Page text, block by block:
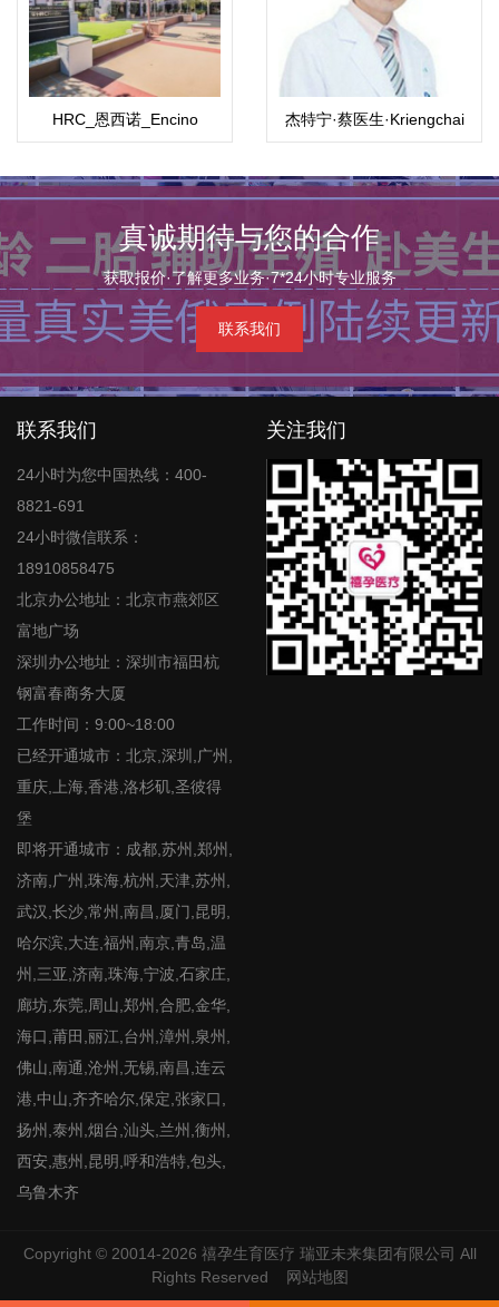
HRC_恩西诺_Encino
杰特宁·蔡医生·Kriengchai
Sajjachareonpong,M.D
真诚期待与您的合作
获取报价·了解更多业务·7*24小时专业服务
联系我们
联系我们
24小时为您中国热线：400-
8821-691
24小时微信联系：
18910858475
北京办公地址：北京市燕郊区
富地广场
深圳办公地址：深圳市福田杭
钢富春商务大厦
工作时间：9:00~18:00
已经开通城市：北京,深圳,广州,
重庆,上海,香港,洛杉矶,圣彼得
堡
即将开通城市：成都,苏州,郑州,
济南,广州,珠海,杭州,天津,苏州,
武汉,长沙,常州,南昌,厦门,昆明,
哈尔滨,大连,福州,南京,青岛,温
州,三亚,济南,珠海,宁波,石家庄,
廊坊,东莞,周山,郑州,合肥,金华,
海口,莆田,丽江,台州,漳州,泉州,
佛山,南通,沧州,无锡,南昌,连云
港,中山,齐齐哈尔,保定,张家口,
扬州,泰州,烟台,汕头,兰州,衡州,
西安,惠州,昆明,呼和浩特,包头,
乌鲁木齐
关注我们
Copyright © 20014-2026 禧孕生育医疗 瑞亚未来集团有限公司 All
Rights Reserved
网站地图